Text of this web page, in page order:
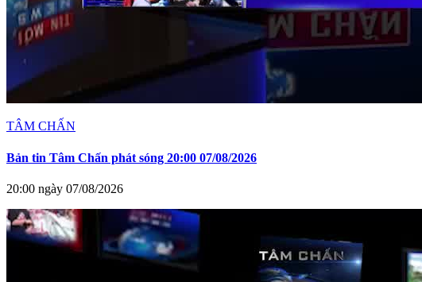
TÂM CHẤN
Bản tin Tâm Chấn phát sóng 20:00 07/08/2026
20:00 ngày 07/08/2026